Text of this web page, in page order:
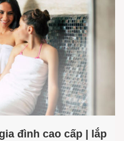
đình cao cấp | lắp